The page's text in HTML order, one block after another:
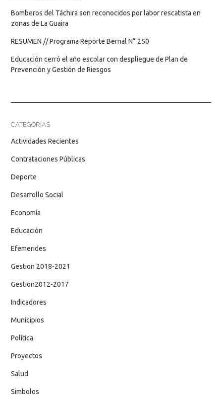
Bomberos del Táchira son reconocidos por labor rescatista en
zonas de La Guaira
RESUMEN // Programa Reporte Bernal N° 250
Educación cerró el año escolar con despliegue de Plan de
Prevención y Gestión de Riesgos
CATEGORÍAS
Actividades Recientes
Contrataciones Públicas
Deporte
Desarrollo Social
Economía
Educación
Efemerides
Gestion 2018-2021
Gestion2012-2017
Indicadores
Municipios
Política
Proyectos
Salud
Simbolos